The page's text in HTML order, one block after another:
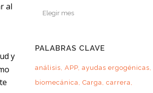
al
y
Archivo
PALABRAS CLAVE
análisis APP ayudas ergogénicas
biomecánica Carga carrera